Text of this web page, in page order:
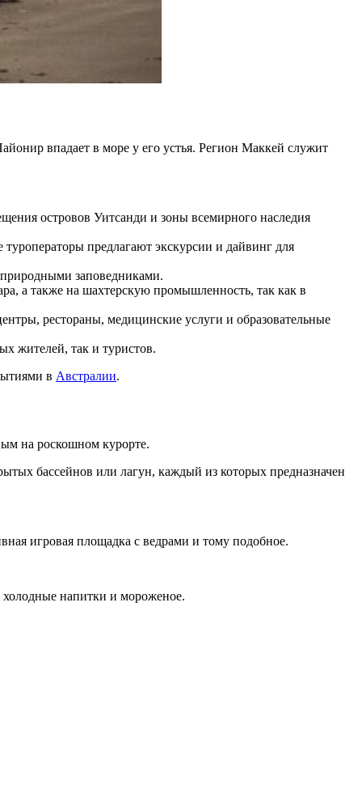
впадает в море у его устья. Регион Маккей служит
островов Уитсанди и зоны всемирного наследия
предлагают экскурсии и дайвинг для
заповедниками.
а также на шахтерскую промышленность, так как в
рестораны, медицинские услуги и образовательные
жителей, так и туристов.
в Австралии.
на роскошном курорте.
бассейнов или лагун, каждый из которых предназначен
игровая площадка с ведрами и тому подобное.
холодные напитки и мороженое.